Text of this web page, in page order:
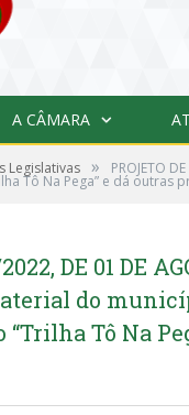
A CÂMARA
Legislativas » PROJETO
Tô Na Pega” e dá outras
DE 01 DE
do
Tô Na